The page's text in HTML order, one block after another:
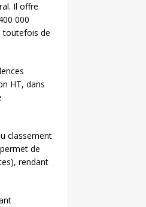
Il offre
000
toutefois de
HT, dans
classement
de
rendant